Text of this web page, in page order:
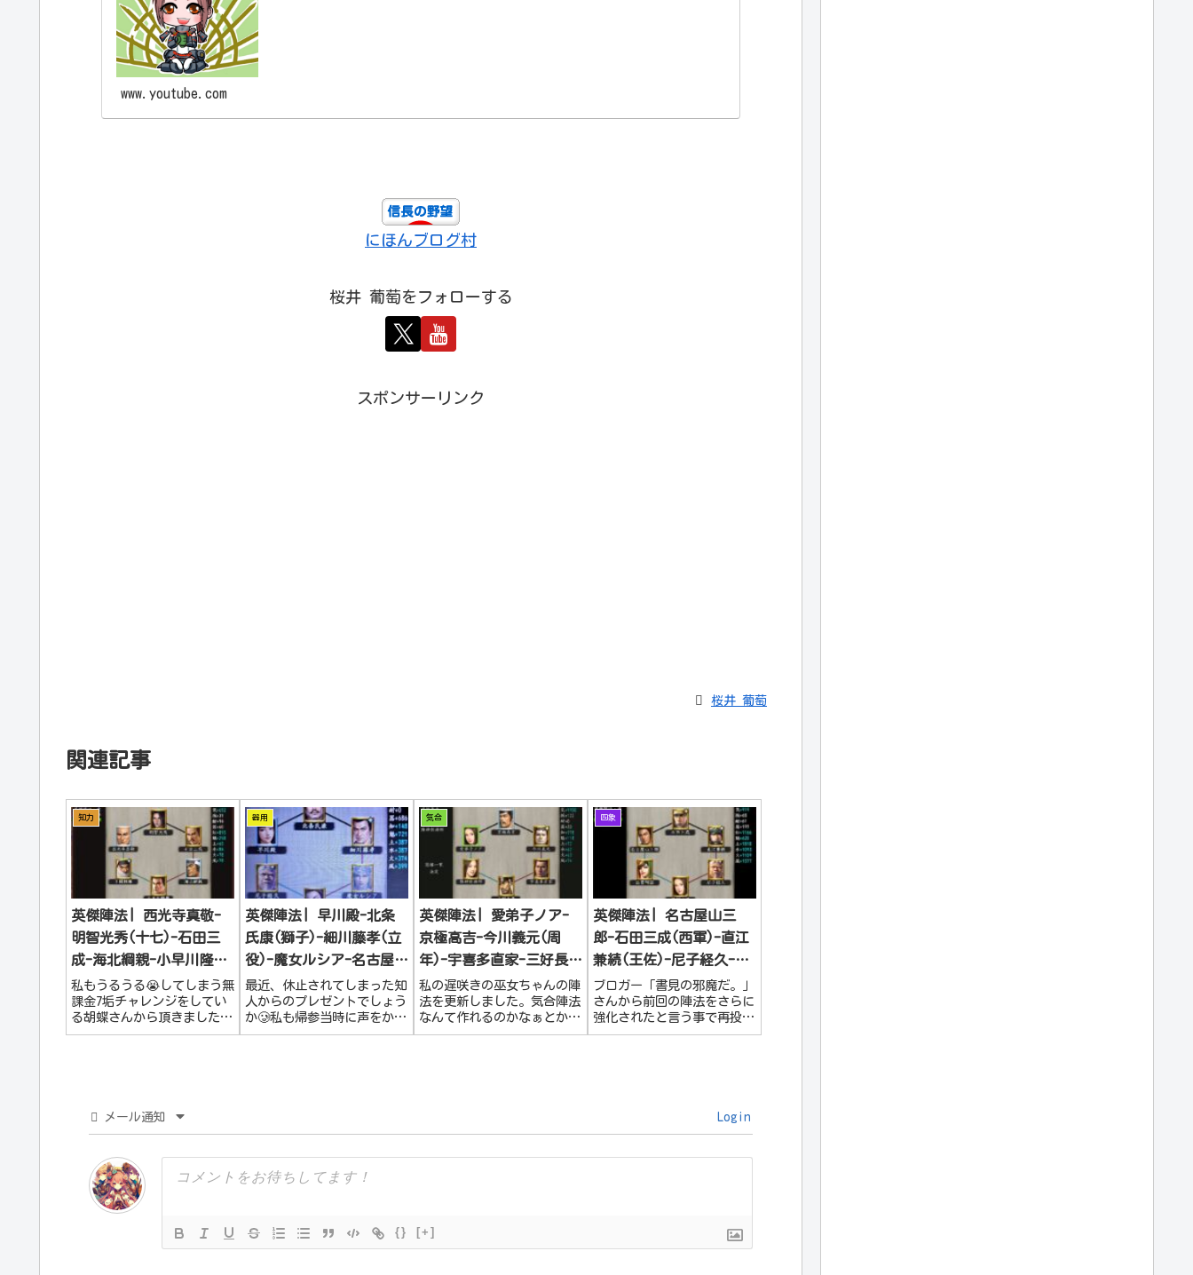
www.youtube.com
にほんブログ村
桜井 葡萄をフォローする
スポンサーリンク
桜井 葡萄
関連記事
知力
英傑陣法| 西光寺真敬-
明智光秀(十七)-石田三
成-海北綱親-小早川隆景-
下間頼廉(籠城)
私もうるうる😭してしまう無
課金7垢チャレンジをしてい
る胡蝶さんから頂きました！
Youtubeで配信もされてます
器用
英傑陣法| 早川殿-北条
氏康(獅子)-細川藤孝(立
役)-魔女ルシア-名古屋山
三郎-尼子経久
最近、休止されてしまった知
人からのプレゼントでしょう
か🥲私も帰参当時に声をかけ
て頂き、「いずれ装備が必要
気合
英傑陣法| 愛弟子ノア-
京極高吉-今川義元(周
年)-宇喜多直家-三好長
慶-降神祈祷師
私の遅咲きの巫女ちゃんの陣
法を更新しました。気合陣法
なんて作れるのかなぁとか思
ってましたが、コツコツログ
四象
英傑陣法| 名古屋山三
郎-石田三成(西軍)-直江
兼続(王佐)-尼子経久-黒
猫ノア-出雲阿国(神将)
ブロガー「書見の邪魔だ。」
さんから前回の陣法をさらに
強化されたと言う事で再投稿
を頂きました！2024年11月時
読必見です🤗ドタバタさせ
メール通知 Login
{} [+]